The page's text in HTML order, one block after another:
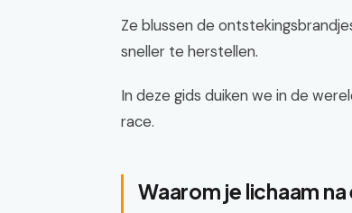
Ze blussen de
sneller te herstellen.
In deze gids duiken we in de
race.
Waarom je lichaam